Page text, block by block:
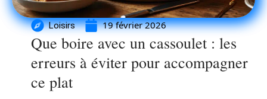
Loisirs 19 février 2026
Que boire avec un cassoulet : les
erreurs à éviter pour accompagner
ce plat